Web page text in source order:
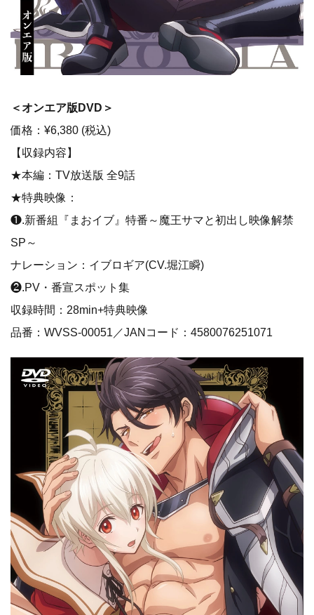
＜オンエア版DVD＞
価格：¥6,380 (税込)
【収録内容】
★本編：TV放送版 全9話
★特典映像：
❶.新番組『まおイブ』特番～魔王サマと初出し映像解禁
SP～
ナレーション：イブロギア(CV.堀江瞬)
❷.PV・番宣スポット集
収録時間：28min+特典映像
品番：WVSS-00051／JANコード：4580076251071